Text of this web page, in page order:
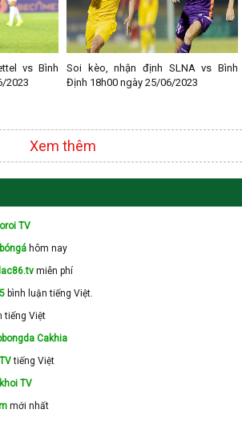
vs Bình
2023
Soi kèo, nhận định SLNA vs Bình
Định 18h00 ngày 25/06/2023
Xem thêm
TV
hôm nay
miễn phí
bình luận tiếng Việt.
tiếng Việt
Cakhia
tiếng Việt
TV
mới nhất